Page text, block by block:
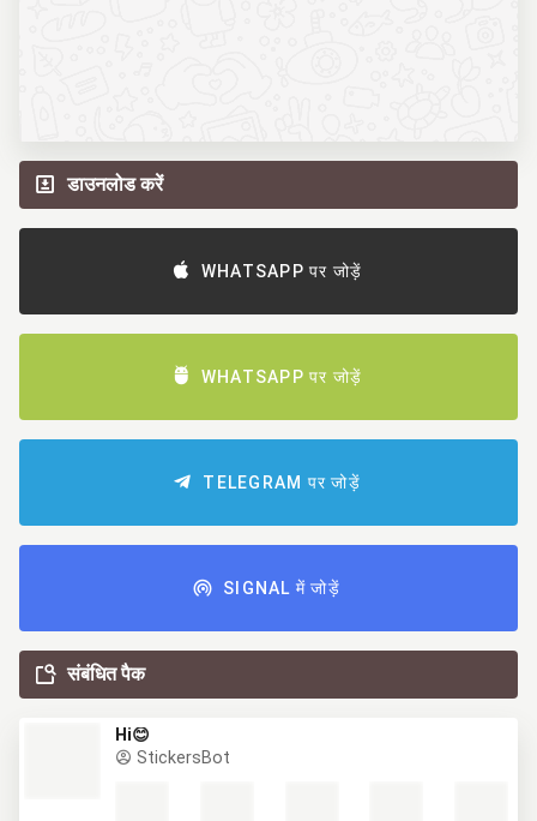
डाउनलोड करें
WHATSAPP पर जोड़ें
WHATSAPP पर जोड़ें
TELEGRAM पर जोड़ें
SIGNAL में जोड़ें
संबंधित पैक
Hi😊
StickersBot